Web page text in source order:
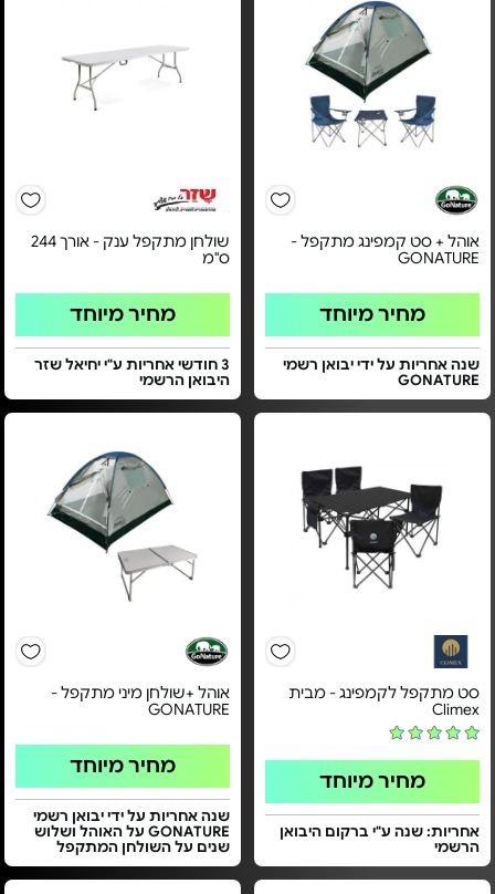
אוהל + סט קמפינג מתקפל -
GONATURE
מחיר מיוחד
שנה אחריות על ידי יבואן רשמי
GONATURE
שולחן מתקפל ענק - אורך 244
ס"מ
מחיר מיוחד
3 חודשי אחריות ע"י יחיאל שזר
היבואן הרשמי
סט מתקפל לקמפינג - מבית
Climex
מחיר מיוחד
אחריות: שנה ע"י ברקום היבואן
הרשמי
אוהל +שולחן מיני מתקפל -
GONATURE
מחיר מיוחד
שנה אחריות על ידי יבואן רשמי
GONATURE על האוהל ושלוש
שנים על השולחן המתקפל